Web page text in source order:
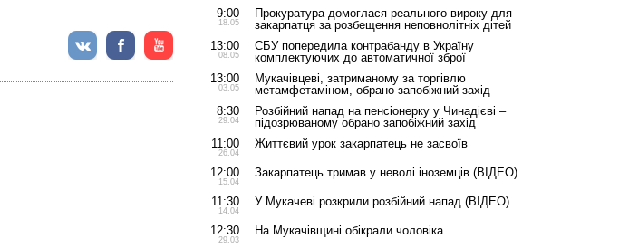
9:00
18.05
Прокуратура домоглася реального вироку для
закарпатця за розбещення неповнолітніх дітей
13:00
08.05
СБУ попередила контрабанду в Україну
комплектуючих до автоматичної зброї
13:00
03.05
Мукачівцеві, затриманому за торгівлю
метамфетаміном, обрано запобіжний захід
8:30
29.04
Розбійний напад на пенсіонерку у Чинадієві –
підозрюваному обрано запобіжний захід
11:00
26.04
Життєвий урок закарпатець не засвоїв
12:00
15.04
Закарпатець тримав у неволі іноземців (ВІДЕО)
11:30
14.04
У Мукачеві розкрили розбійний напад (ВІДЕО)
12:30
29.03
На Мукачівщині обікрали чоловіка